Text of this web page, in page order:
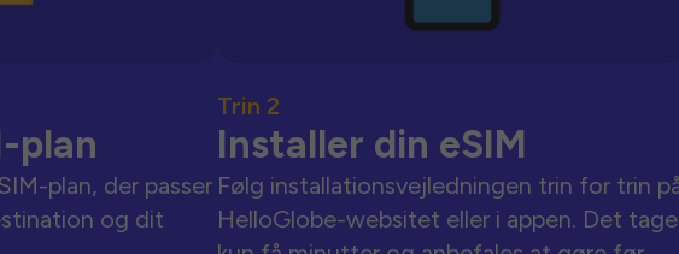
plan
plan, der passer
og dit
Trin 2
Installer din eSIM
Følg installationsvejledningen trin for trin
HelloGlobe-websitet eller i appen. Det